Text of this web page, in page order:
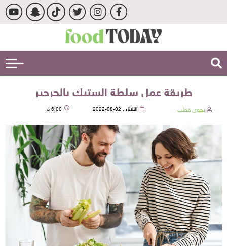
طريقة عمل سلطة الستيك بالجرجير
نجوى قطب الثلاثاء , 02-08-2022 6:00 م